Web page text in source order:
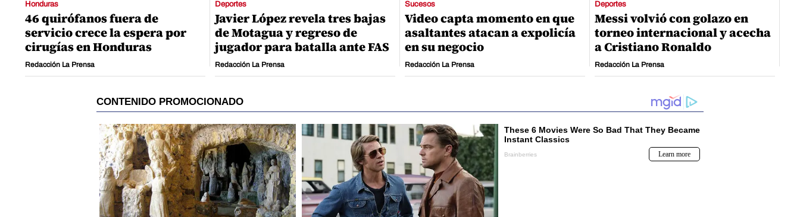
Honduras
46 quirófanos fuera de
servicio crece la espera por
cirugías en Honduras
Redacción La Prensa
Deportes
Javier López revela tres bajas
de Motagua y regreso de
jugador para batalla ante FAS
Redacción La Prensa
Sucesos
Video capta momento en que
asaltantes atacan a expolicía
en su negocio
Redacción La Prensa
Deportes
Messi volvió con golazo en
torneo internacional y acecha
a Cristiano Ronaldo
Redacción La Prensa